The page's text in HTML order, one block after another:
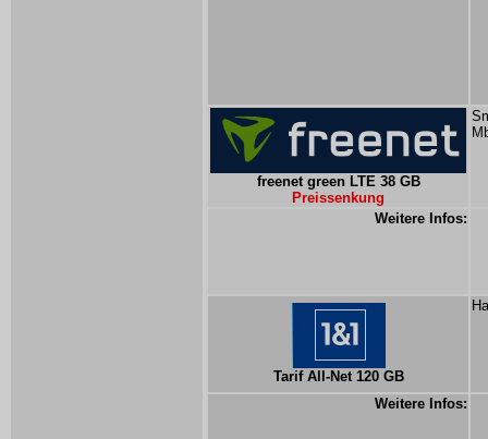
freenet green LTE 38 GB
Preissenkung
Weitere Infos:
Tarif All-Net 120 GB
Weitere Infos: